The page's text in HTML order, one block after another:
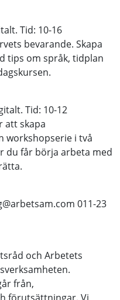
Tid: 10-16
bevarande. Skapa
tips om språk, tidplan
Tid: 10-12
att skapa
workshopserie i två
du får börja arbeta med
011-23
och Arbetets
från,